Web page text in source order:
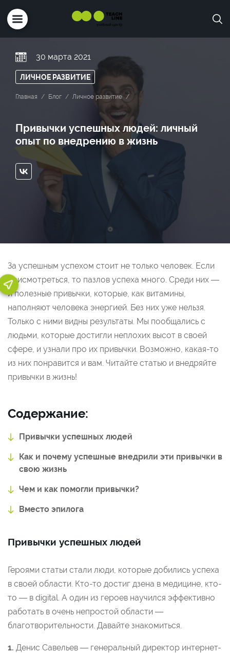
30 марта 2021
ЛИЧНОЕ РАЗВИТИЕ
Главная Блог Личное развитие
Привычки успешных людей: личный
опыт по внедрению в жизнь
За успешным успехом стоит не только человек. Если
присмотреться, то пазлов успеха много. Среди них —
и полезные привычки, которые, как витамины,
наполняют человека энергией. Без них уже нельзя.
Только с ними видны результаты. Мы пообщались с
людьми, которые достигли неплохих высот в своей
сфере, и узнали про их привычки. Возможно, какая-то
из них понравится и вам. Читайте статью и внедряйте
привычки в жизнь!
Содержание:
Привычки успешных людей
Как и почему успешные внедрили эти привычки в
свою жизнь
Чем и как помогли привычки?
Вместо эпилога
Привычки успешных людей
Героями статьи стали люди, которые добились успеха
в своей области. Кто-то достиг дзена в медицине, кто-
то — в digital. А один из героев научился эффективно
работать в очень непростой области —
благотворительности. Давайте знакомиться.
1. Денис Савельев — генеральный директор интернет-